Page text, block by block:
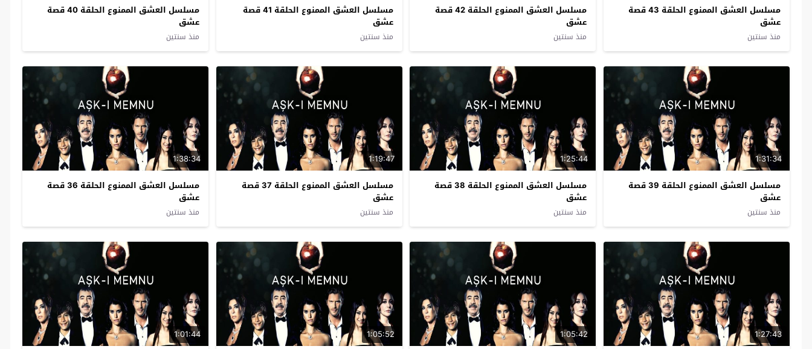
مسلسل العشق الممنوع الحلقة 43 قصة
عشق
منذ سنتين
مسلسل العشق الممنوع الحلقة 42 قصة
عشق
منذ سنتين
مسلسل العشق الممنوع الحلقة 41 قصة
عشق
منذ سنتين
مسلسل العشق الممنوع الحلقة 40 قصة
عشق
منذ سنتين
1:31:34
مسلسل العشق الممنوع الحلقة 39 قصة
عشق
منذ سنتين
1:25:44
مسلسل العشق الممنوع الحلقة 38 قصة
عشق
منذ سنتين
1:19:47
مسلسل العشق الممنوع الحلقة 37 قصة
عشق
منذ سنتين
1:38:34
مسلسل العشق الممنوع الحلقة 36 قصة
عشق
منذ سنتين
1:27:43
1:05:42
1:05:52
1:01:44